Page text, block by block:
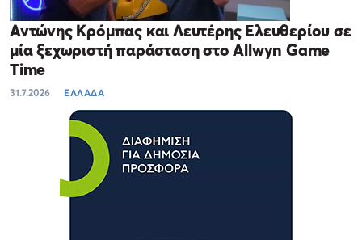
Αντώνης Κρόμπας και Λευτέρης Ελευθερίου σε
μία ξεχωριστή παράσταση στο Allwyn Game
Time
31.7.2026 ΕΛΛΑΔΑ